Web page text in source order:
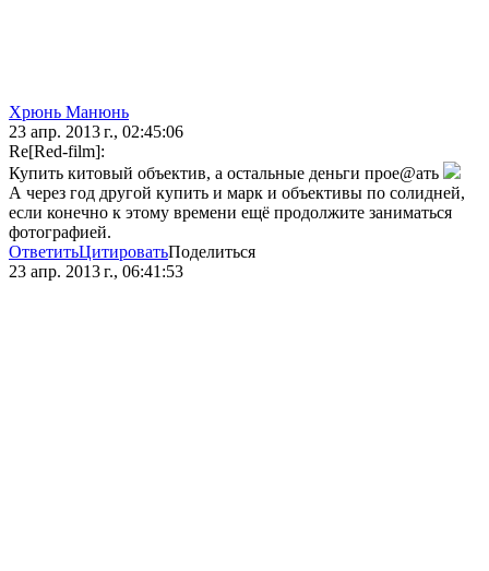
Хрюнь Манюнь
23 апр. 2013 г., 02:45:06
Re[Red-film]:
Купить китовый объектив, а остальные деньги прое@ать
А через год другой купить и марк и объективы по солидней,
если конечно к этому времени ещё продолжите заниматься
фотографией.
ОтветитьЦитироватьПоделиться
23 апр. 2013 г., 06:41:53